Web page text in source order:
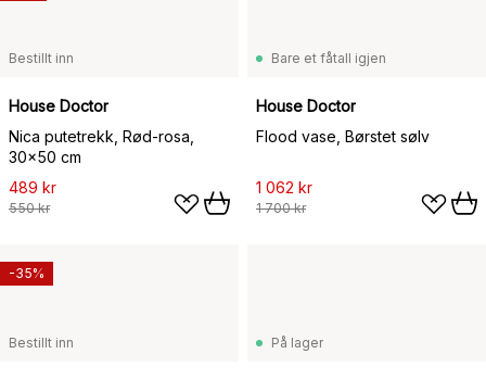
Bestillt inn
House Doctor
Nica putetrekk, Rød-rosa,
30x50 cm
489 kr
550 kr
Bare et fåtall igjen
House Doctor
Flood vase, Børstet sølv
1 062 kr
1 700 kr
Bestillt inn
-35%
På lager